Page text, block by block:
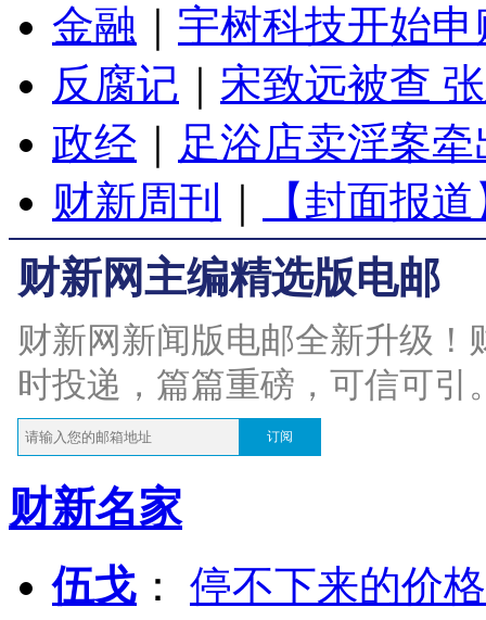
金融
宇树科技开始
反腐记
宋致远被查
政经
足浴店卖淫案
财新周刊
【封面报
财新网主编精选版电邮
财新网新闻版电邮全新升级
时投递，篇篇重磅，可信可引
订阅
财新名家
伍戈 ： 停不下来的价